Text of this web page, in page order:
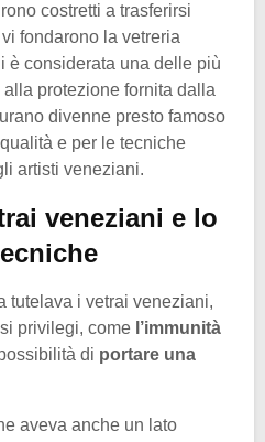
costretti a trasferirsi
vi fondarono la vetreria
è considerata una delle più
protezione fornita dalla
divenne presto famoso
e per le tecniche
artisti veneziani.
veneziani e lo
tutelava i vetrai veneziani,
privilegi, come l’immunità
di portare una
aveva anche un lato